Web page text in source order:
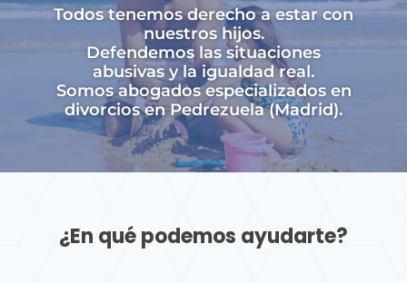
Todos tenemos derecho a estar con
nuestros hijos.
Defendemos las situaciones
abusivas y la igualdad real.
Somos abogados especializados en
divorcios en Pedrezuela (Madrid).
¿En qué podemos ayudarte?